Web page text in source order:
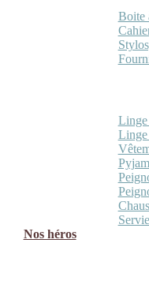
Boite
Linge
Nos héros